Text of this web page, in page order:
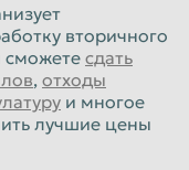
вторичного
сможете сдать
, отходы
и многое
лучшие цены